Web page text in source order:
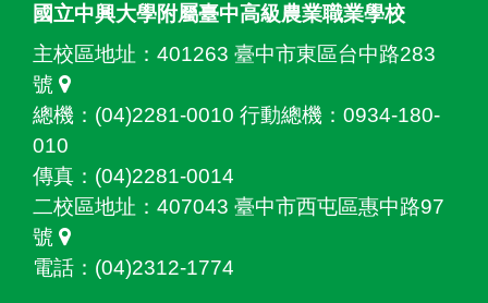
國立中興大學附屬臺中高級農業職業學校
主校區地址： 401263 臺中市東區台中路283
號
總機：(04)2281-0010 行動總機：0934-180-
010
傳真：(04)2281-0014
二校區地址： 407043 臺中市西屯區惠中路97
號
電話：(04)2312-1774